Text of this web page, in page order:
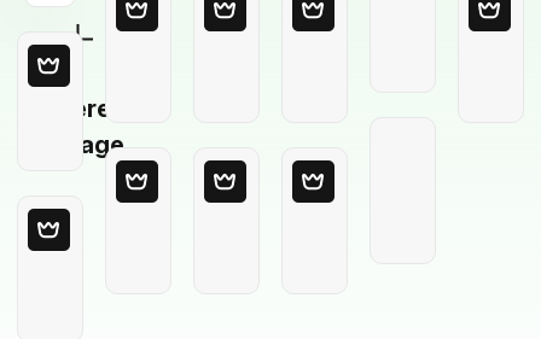
Leere
Vorlage